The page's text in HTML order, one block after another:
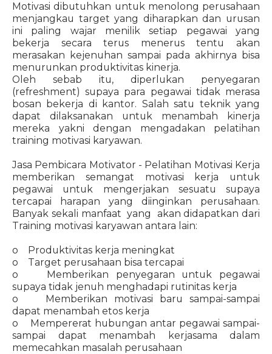
Motivasi dibutuhkan untuk menolong perusahaan
menjangkau target yang diharapkan dan urusan
ini paling wajar menilik setiap pegawai yang
bekerja secara terus menerus tentu akan
merasakan kejenuhan sampai pada akhirnya bisa
menurunkan produktivitas kinerja.
Oleh sebab itu, diperlukan penyegaran
(refreshment) supaya para pegawai tidak merasa
bosan bekerja di kantor. Salah satu teknik yang
dapat dilaksanakan untuk menambah kinerja
mereka yakni dengan mengadakan pelatihan
training motivasi karyawan.
Jasa Pembicara Motivator - Pelatihan Motivasi Kerja
memberikan semangat motivasi kerja untuk
pegawai untuk mengerjakan sesuatu supaya
tercapai harapan yang diinginkan perusahaan.
Banyak sekali manfaat yang akan didapatkan dari
Training motivasi karyawan antara lain:
o Produktivitas kerja meningkat
o Target perusahaan bisa tercapai
o Memberikan penyegaran untuk pegawai
supaya tidak jenuh menghadapi rutinitas kerja
o Memberikan motivasi baru sampai-sampai
dapat menambah etos kerja
o Mempererat hubungan antar pegawai sampai-
sampai dapat menambah kerjasama dalam
memecahkan masalah perusahaan